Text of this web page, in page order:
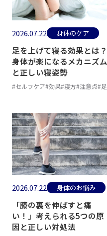
2026.07.22 身体のケア
足を上げて寝る効果とは？
身体が楽になるメカニズム
と正しい寝姿勢
#セルフケア#効果#寝方#注意点#足
2026.07.22 身体のお悩み
「膝の裏を伸ばすと痛
い！」考えられる5つの原
因と正しい対処法